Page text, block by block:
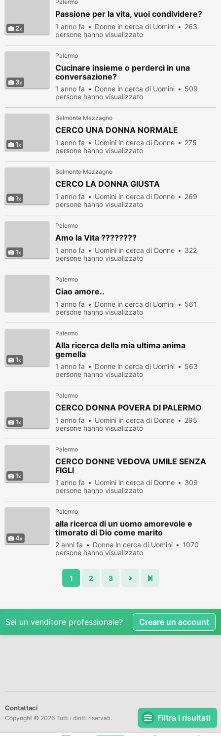
Filtra i risultati
2
Palermo
Passione per la vita, vuoi condividere?
1 anno fa Donne in cerca di Uomini
263
persone hanno visualizzato
3
Palermo
Cucinare insieme o perderci in una
conversazione?
1 anno fa Donne in cerca di Uomini
509
persone hanno visualizzato
1
Belmonte Mezzagno
CERCO UNA DONNA NORMALE
1 anno fa Uomini in cerca di Donne
275
persone hanno visualizzato
1
Belmonte Mezzagno
CERCO LA DONNA GIUSTA
1 anno fa Uomini in cerca di Donne
269
persone hanno visualizzato
1
Palermo
Amo la Vita ????????
1 anno fa Uomini in cerca di Donne
322
persone hanno visualizzato
Palermo
Ciao amore..
1 anno fa Donne in cerca di Uomini
561
persone hanno visualizzato
1
Palermo
Alla ricerca della mia ultima anima
gemella
1 anno fa Donne in cerca di Uomini
563
persone hanno visualizzato
1
Palermo
CERCO DONNA POVERA DI PALERMO
1 anno fa Uomini in cerca di Donne
295
persone hanno visualizzato
1
Palermo
CERCO DONNE VEDOVA UMILE SENZA
FIGLI
1 anno fa Uomini in cerca di Donne
309
persone hanno visualizzato
4
Palermo
alla ricerca di un uomo amorevole e
timorato di Dio come marito
2 anni fa Donne in cerca di Uomini
1070
persone hanno visualizzato
1 2 3
Sei un venditore professionale? Creare un account
Contattaci
Copyright © 2026 Tutti i diritti riservati.